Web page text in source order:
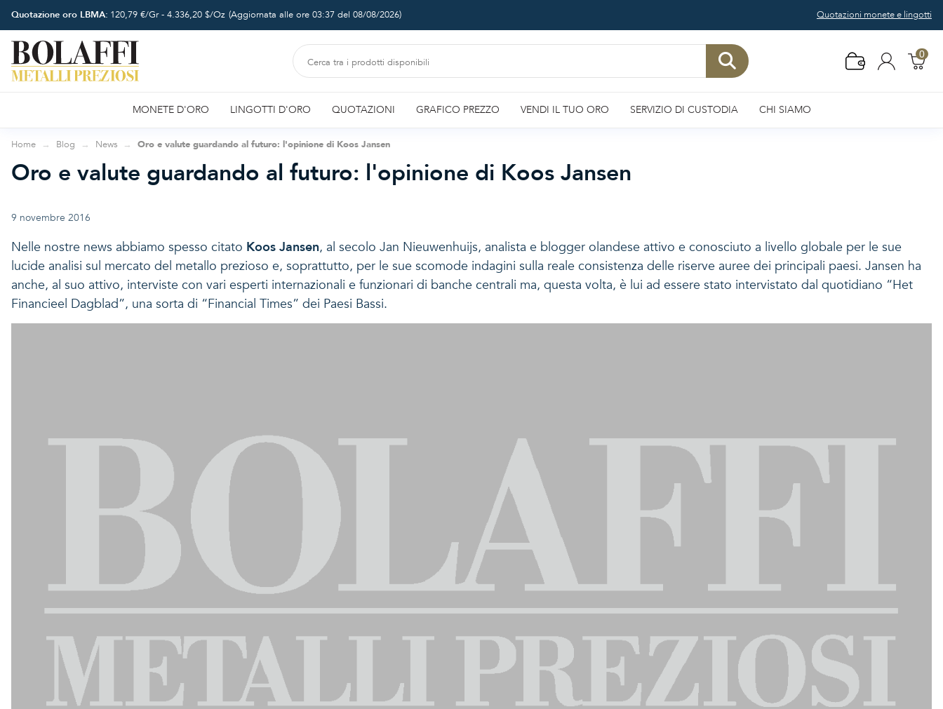
Quotazione oro LBMA: 120,79 €/Gr - 4.336,20 $/Oz (Aggiornata alle ore 03:37 del 08/08/2026) Quotazioni monete e lingotti
0
MONETE D'ORO LINGOTTI D'ORO QUOTAZIONI GRAFICO PREZZO VENDI IL TUO ORO SERVIZIO DI CUSTODIA CHI SIAMO
Home Blog News Oro e valute guardando al futuro: l'opinione di Koos Jansen
Oro e valute guardando al futuro: l'opinione di Koos Jansen
9 novembre 2016
Nelle nostre news abbiamo spesso citato Koos Jansen, al secolo Jan Nieuwenhuijs, analista e blogger olandese attivo e conosciuto a livello globale per le sue
lucide analisi sul mercato del metallo prezioso e, soprattutto, per le sue scomode indagini sulla reale consistenza delle riserve auree dei principali paesi. Jansen ha
anche, al suo attivo, interviste con vari esperti internazionali e funzionari di banche centrali ma, questa volta, è lui ad essere stato intervistato dal quotidiano “Het
Financieel Dagblad”, una sorta di “Financial Times” dei Paesi Bassi.